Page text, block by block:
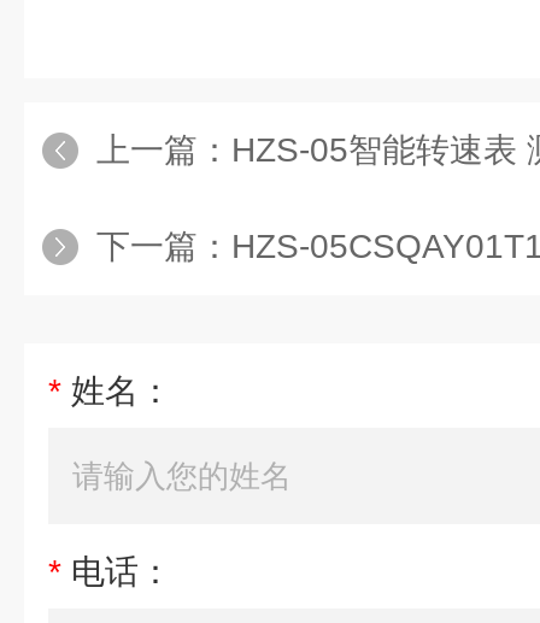
上一篇： HZS-05智能转速表
下一篇： HZS-05CSQAY01T105
* 姓名：
* 电话：